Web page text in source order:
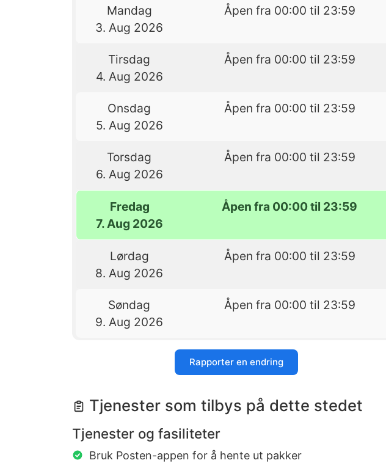
Mandag
3. Aug 2026
Åpen fra 00:00 til 23:59
Tirsdag
4. Aug 2026
Åpen fra 00:00 til 23:59
Onsdag
5. Aug 2026
Åpen fra 00:00 til 23:59
Torsdag
6. Aug 2026
Åpen fra 00:00 til 23:59
Fredag
7. Aug 2026
Åpen fra 00:00 til 23:59
Lørdag
8. Aug 2026
Åpen fra 00:00 til 23:59
Søndag
9. Aug 2026
Åpen fra 00:00 til 23:59
Rapporter en endring
Tjenester som tilbys på dette stedet
Tjenester og fasiliteter
Bruk Posten-appen for å hente ut pakker